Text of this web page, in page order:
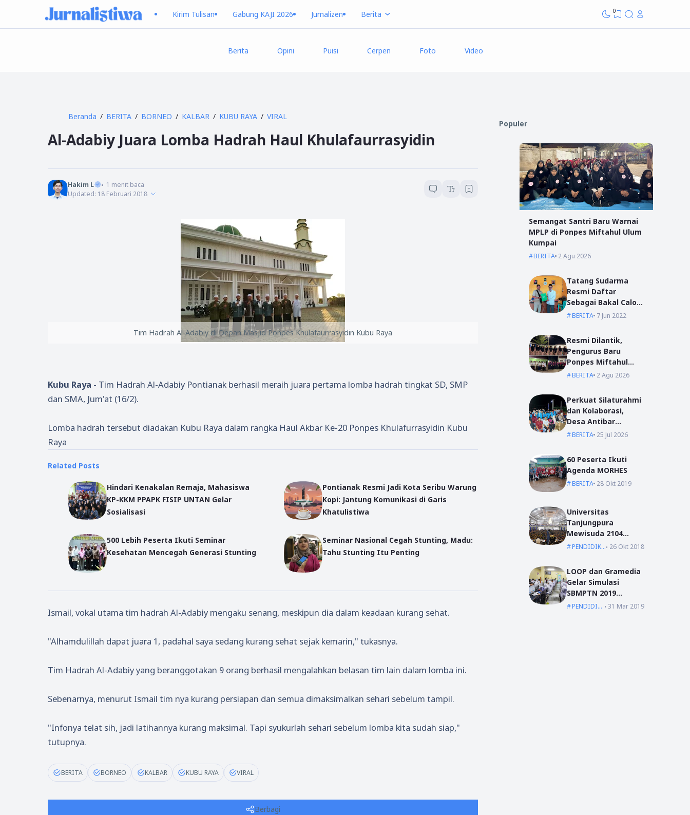
Kirim Tulisan Gabung KAJI 2026 Jurnalizen Berita 0
Berita Opini Puisi Cerpen Foto Video
Beranda BERITA BORNEO KALBAR KUBU RAYA VIRAL
Al-Adabiy Juara Lomba Hadrah Haul Khulafaurrasyidin
Hakim L 1 menit baca
Updated: 18 Februari 2018
Tim Hadrah Al-Adabiy di Depan Masjid Ponpes Khulafaurrasyidin Kubu Raya
Kubu Raya - Tim Hadrah Al-Adabiy Pontianak berhasil meraih juara pertama lomba hadrah tingkat SD, SMP
dan SMA, Jum'at (16/2).
Lomba hadrah tersebut diadakan Kubu Raya dalam rangka Haul Akbar Ke-20 Ponpes Khulafurrasyidin Kubu
Raya
Related Posts
Hindari Kenakalan Remaja, Mahasiswa
KP-KKM PPAPK FISIP UNTAN Gelar
Sosialisasi
Pontianak Resmi Jadi Kota Seribu Warung
Kopi: Jantung Komunikasi di Garis
Khatulistiwa
500 Lebih Peserta Ikuti Seminar
Kesehatan Mencegah Generasi Stunting
Seminar Nasional Cegah Stunting, Madu:
Tahu Stunting Itu Penting
Ismail, vokal utama tim hadrah Al-Adabiy mengaku senang, meskipun dia dalam keadaan kurang sehat.
"Alhamdulillah dapat juara 1, padahal saya sedang kurang sehat sejak kemarin," tukasnya.
Tim Hadrah Al-Adabiy yang beranggotakan 9 orang berhasil mengalahkan belasan tim lain dalam lomba ini.
Sebenarnya, menurut Ismail tim nya kurang persiapan dan semua dimaksimalkan sehari sebelum tampil.
"Infonya telat sih, jadi latihannya kurang maksimal. Tapi syukurlah sehari sebelum lomba kita sudah siap,"
tutupnya.
BERITA BORNEO KALBAR KUBU RAYA VIRAL
Berbagi
Populer
Semangat Santri Baru Warnai
MPLP di Ponpes Miftahul Ulum
Kumpai
BERITA 2 Agu 2026
Tatang Sudarma
Resmi Daftar
Sebagai Bakal Calon
Kepala Desa Mas
BERITA 7 Jun 2022
Resmi Dilantik,
Pengurus Baru
Ponpes Miftahul
Ulum Siap Emban
BERITA 2 Agu 2026
Perkuat Silaturahmi
dan Kolaborasi,
Desa Antibar
Sambut Mahasiswa
BERITA 25 Jul 2026
60 Peserta Ikuti
Agenda MORHES
BERITA 28 Okt 2019
Universitas
Tanjungpura
Mewisuda 2104
Lulusan pada
PENDIDIKAN26 Okt 2018
LOOP dan Gramedia
Gelar Simulasi
SBMPTN 2019
Serentak Se-
PENDIDIKAN31 Mar 2019